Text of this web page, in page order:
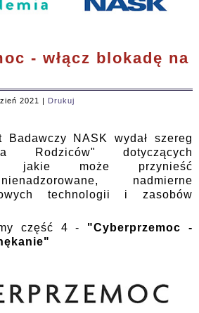
- włącz blokadę na
2021 Drukuj
Badawczy NASK wydał szereg
Rodziców" dotyczących
jakie może przynieść
nadmierne
technologii i zasobów
część 4 - "Cyberprzemoc -